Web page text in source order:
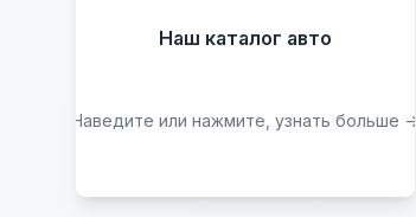
Наш каталог авто
Наведите или нажмите, узнать больше →
Посмотреть каталог